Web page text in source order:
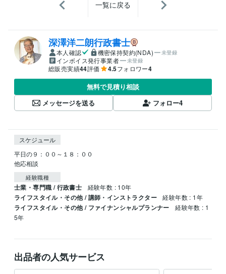
一覧に戻る
深澤洋二朗行政書士
本人確認 機密保持契約(NDA) 未登録
インボイス発行事業者 未登録
総販売実績44評価 4.5フォロワー4
無料で見積り相談
メッセージを送る
フォロー4
スケジュール
平日の９：００～１８：００
他応相談
経験職種
士業・専門職 / 行政書士 経験年数 : 10年
ライフスタイル・その他 / 講師・インストラクター 経験年数 : 1年
ライフスタイル・その他 / ファイナンシャルプランナー
経験年数 : 1
5年
出品者の人気サービス